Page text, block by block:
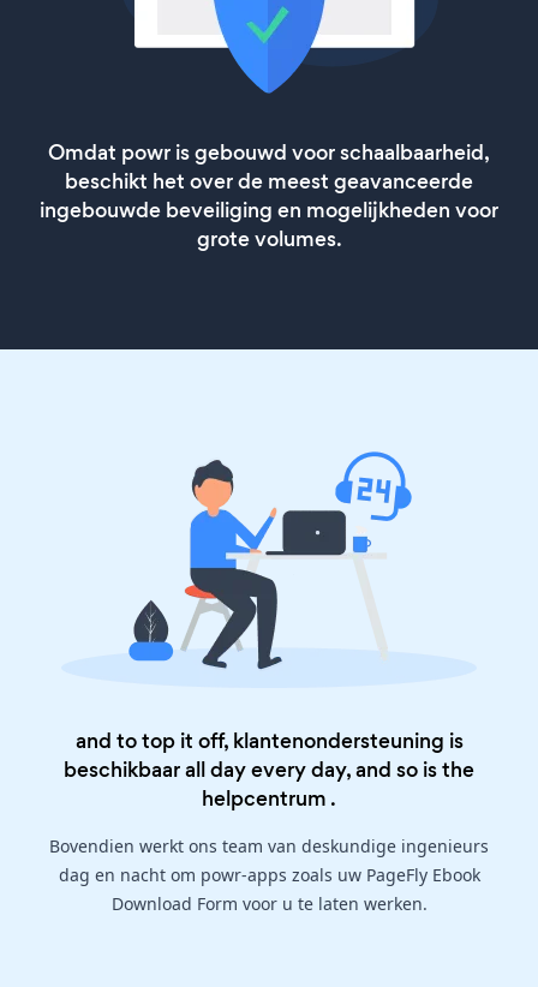
Omdat powr is gebouwd voor schaalbaarheid,
beschikt het over de meest geavanceerde
ingebouwde beveiliging en mogelijkheden voor
grote volumes.
and to top it off, klantenondersteuning is
beschikbaar all day every day, and so is the
helpcentrum .
Bovendien werkt ons team van deskundige ingenieurs
dag en nacht om powr-apps zoals uw PageFly Ebook
Download Form voor u te laten werken.